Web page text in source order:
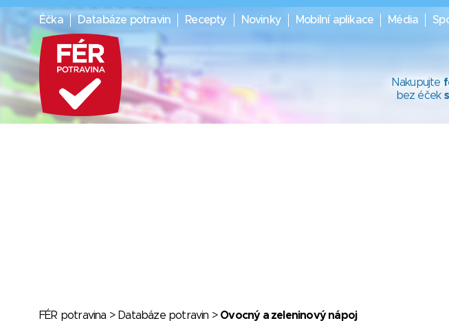
Éčka Databáze potravin Recepty Novinky Mobilní aplikace Média
Nakupujte
bez éček
FÉR potravina > Databáze potravin > Ovocný a zeleninový nápoj